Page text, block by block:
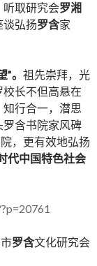
听取研究会罗湘
谈弘扬罗含家
。 祖先崇拜，光
长不但高悬在
行合一，潜思
含书院家风碑
，更有效地弘扬
代中国特色社会
罗含文化研究会